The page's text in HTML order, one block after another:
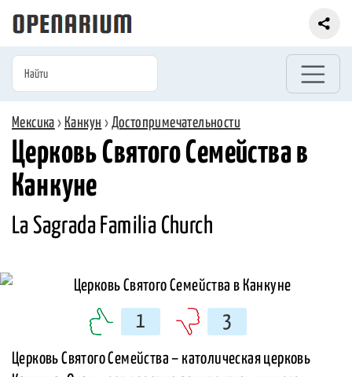
Мексика › Канкун › Достопримечательности
Церковь Святого Семейства в
Канкуне
La Sagrada Familia Church
1 3
Церковь Святого Семейства – католическая церковь